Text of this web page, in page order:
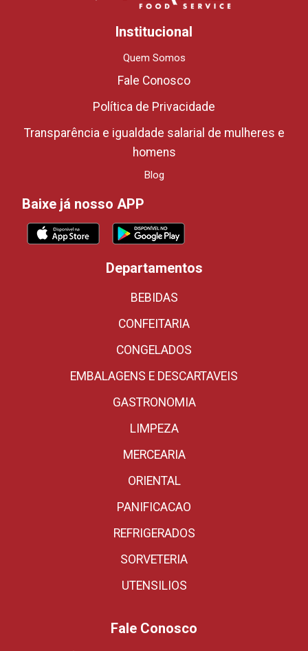
Institucional
Quem Somos
Fale Conosco
Política de Privacidade
Transparência e igualdade salarial de mulheres e
homens
Blog
Baixe já nosso APP
Departamentos
BEBIDAS
CONFEITARIA
CONGELADOS
EMBALAGENS E DESCARTAVEIS
GASTRONOMIA
LIMPEZA
MERCEARIA
ORIENTAL
PANIFICACAO
REFRIGERADOS
SORVETERIA
UTENSILIOS
Fale Conosco